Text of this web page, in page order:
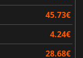
45.73€
4.24€
28.68€